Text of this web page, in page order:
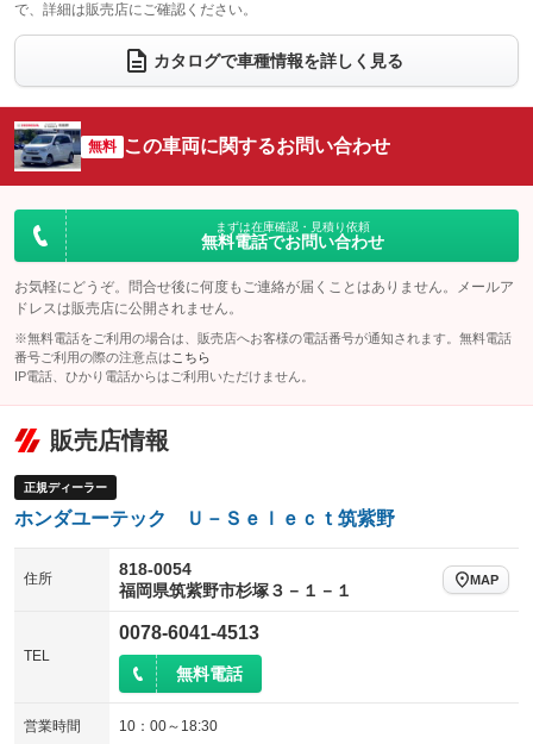
ウォークスルー
電動リアゲート フロントカメラ
：装備なし
シートエアコン
：装備なし 全周囲カメラ
：装備なし
サイドカメラ
：装備なし ルーフレール
：装備なし
エアサスペンション ヘッドライトウォッシャー
で、詳細は販売店にご確認ください。
カタログで車種情報を詳しく見る
無料 この車両に関するお問い合わせ
まずは在庫確認・見積り依頼
無料電話でお問い合わせ
お気軽にどうぞ。問合せ後に何度もご連絡が届くことはありません。メールア
ドレスは販売店に公開されません。
※無料電話をご利用の場合は、販売店へお客様の電話番号が通知されます。無料電話
番号ご利用の際の注意点は こちら
IP電話、ひかり電話からはご利用いただけません。
販売店情報
正規ディーラー
ホンダユーテック Ｕ－Ｓｅｌｅｃｔ筑紫野
住所
818-0054
福岡県筑紫野市杉塚３－１－１
MAP
TEL
0078-6041-4513
無料電話
営業時間 10：00～18:30